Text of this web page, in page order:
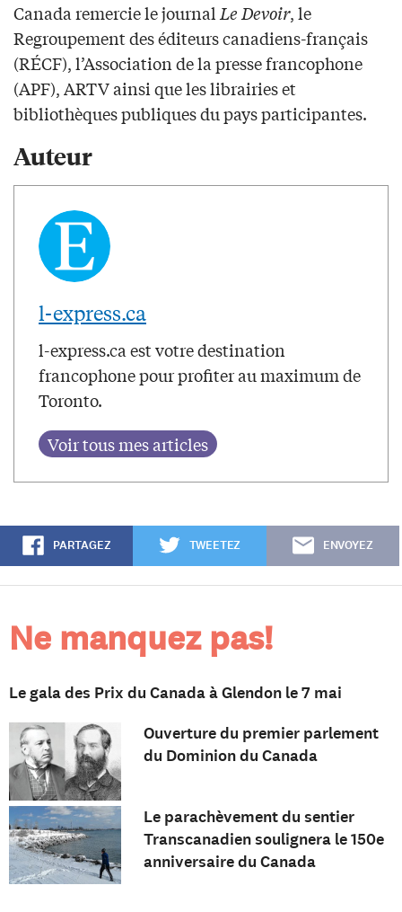
Canada remercie le journalLe Devoir, le
Regroupement des éditeurs canadiens-français
(RÉCF), l’Association de la presse francophone
(APF), ARTV ainsi que les librairies et
bibliothèques publiques du pays participantes.
Auteur
l-express.ca
l-express.ca est votre destination
francophone pour profiter au maximum de
Toronto.
PARTAGEZ TWEETEZ ENVOYEZ
Ne manquez pas!
Le gala des Prix du Canada à Glendon le 7 mai
Ouverture du premier parlement
du Dominion du Canada
Le parachèvement du sentier
Transcanadien soulignera le 150e
anniversaire du Canada